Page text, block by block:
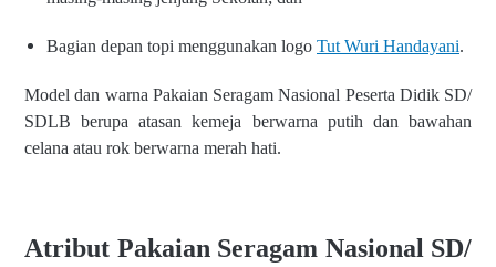
Bagian depan topi menggunakan logo Tut Wuri Handayani.
Model dan warna Pakaian Seragam Nasional Peserta Didik SD/
SDLB berupa atasan kemeja berwarna putih dan bawahan
celana atau rok berwarna merah hati.
Atribut Pakaian Seragam Nasional SD/